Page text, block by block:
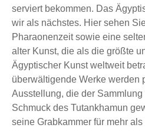
serviert bekommen. Das
wir als nächstes. Hier sehen
Pharaonenzeit sowie eine
alter Kunst, die als die größte
Ägyptischer Kunst weltweit
überwältigende Werke werden
Ausstellung, die der
Schmuck des Tutankhamun
seine Grabkammer für mehr